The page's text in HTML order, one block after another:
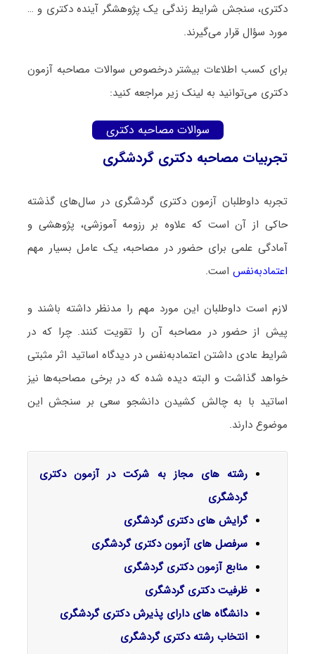
دکتری، سنجش شرایط زندگی یک پژوهشگر آینده دکتری و …
مورد سؤال قرار می‌گیرند.
برای کسب اطلاعات بیشتر درخصوص سوالات مصاحبه آزمون
دکتری می‌توانید به لینک زیر مراجعه کنید:
سوالات مصاحبه دکتری
تجربیات مصاحبه دکتری گردشگری
تجربه داوطلبان آزمون دکتری گردشگری در سال‌های گذشته
حاکی از آن است که علاوه بر رزومه آموزشی، پژوهشی و
آمادگی علمی برای حضور در مصاحبه، یک عامل بسیار مهم
اعتمادبه‌نفساست.
لازم است داوطلبان این مورد مهم را مدنظر داشته باشند و
پیش از حضور در مصاحبه آن را تقویت کنند. چرا که در
شرایط عادی داشتن اعتمادبه‌نفس در دیدگاه اساتید اثر مثبتی
خواهد گذاشت و البته دیده شده که در برخی مصاحبه‌ها نیز
اساتید با به چالش کشیدن دانشجو سعی بر سنجش این
موضوع دارند.
رشته های مجاز به شرکت در آزمون دکتری
گردشگری
گرایش‌ های دکتریگردشگری
سرفصل‌ های آزمون دکتری گردشگری
منابع آزمون دکتری گردشگری
ظرفیت دکتری گردشگری
دانشگاه های دارای پذیرش دکتری گردشگری
انتخاب رشته دکتری گردشگری